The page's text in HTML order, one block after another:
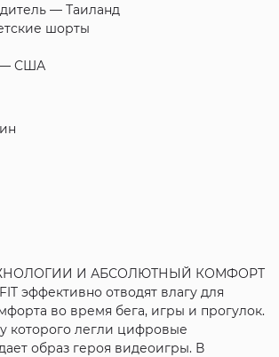
— Таиланд
шорты
США
И АБСОЛЮТНЫЙ КОМФОРТ
эффективно отводят влагу для
во время бега, игры и прогулок.
которого легли цифровые
образ героя видеоигры. В